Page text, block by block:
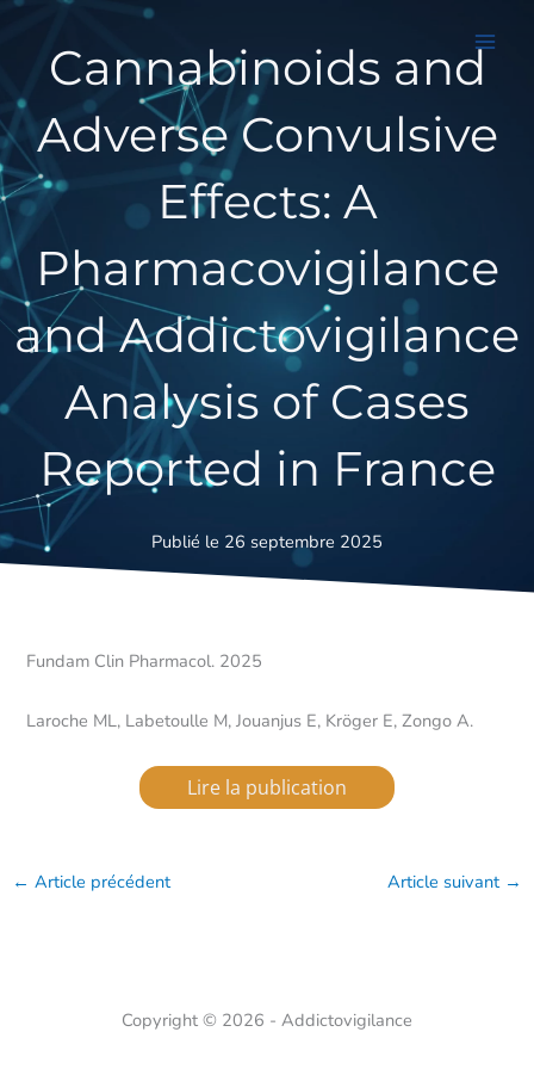
contenuCannabinoids and
Adverse Convulsive
Effects: A
Pharmacovigilance
and Addictovigilance
Analysis of Cases
Reported in France
Publié le 26 septembre 2025
Fundam Clin Pharmacol. 2025
Laroche ML, Labetoulle M, Jouanjus E, Kröger E, Zongo A.
Lire la publication
← Article précédent Article suivant →
Copyright © 2026 - Addictovigilance